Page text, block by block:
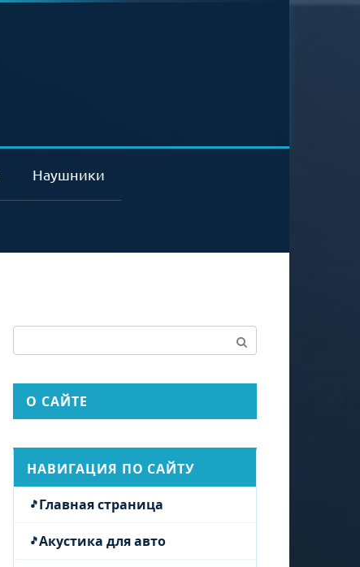
Наушники
О САЙТЕ
НАВИГАЦИЯ ПО САЙТУ
Главная страница
Акустика для авто